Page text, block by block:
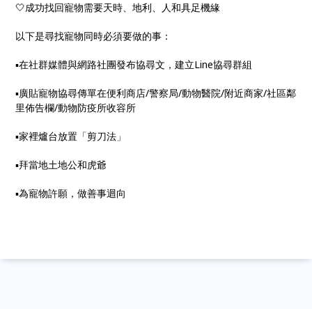
🤍成功找回寵物需要天時、地利、人和具足機緣
以下是尋找寵物同時必須要做的事：
▪️在社群媒體與網路社團發布協尋文，建立Line協尋群組
▪️廣貼寵物協尋傳單在便利商店/警察局/動物醫院/附近商家/社區鄰
里佈告欄/動物防疫所收容所
▪️家裡爐台放置「剪刀法」
▪️拜當地土地公和虎爺
▪️為寵物許願，做善事迴向